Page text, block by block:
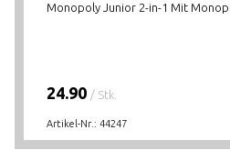
Monopoly Junior 2-in-1 Mit
24.90 / Stk.
Artikel-Nr.: 44247